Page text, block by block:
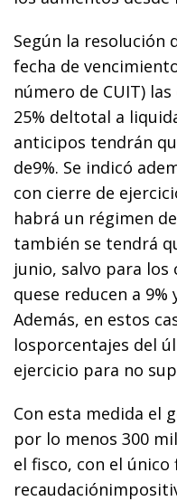
Según la resolución
fecha de
número de CUIT)
25% deltotal a
anticipos tendrán
de9%. Se indicó
con cierre de
habrá un régimen
también se tendrá
junio, salvo para
quese reducen a
Además, en estos
losporcentajes del
ejercicio para no
Con esta medida el
por lo menos 300
el fisco, con el